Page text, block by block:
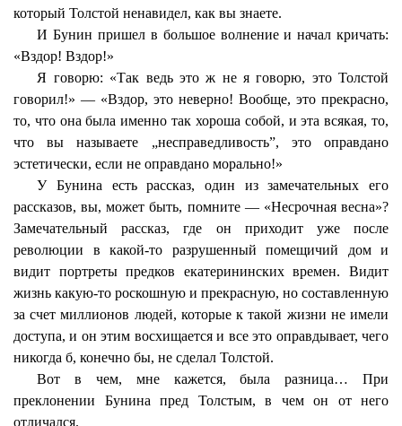
который Толстой ненавидел, как вы знаете.
И Бунин пришел в большое волнение и начал кричать:
«Вздор! Вздор!»
Я говорю: «Так ведь это ж не я говорю, это Толстой
говорил!» — «Вздор, это неверно! Вообще, это прекрасно,
то, что она была именно так хороша собой, и эта всякая, то,
что вы называете „несправедливость”, это оправдано
эстетически, если не оправдано морально!»
У Бунина есть рассказ, один из замечательных его
рассказов, вы, может быть, помните — «Несрочная весна»?
Замечательный рассказ, где он приходит уже после
революции в какой-то разрушенный помещичий дом и
видит портреты предков екатерининских времен. Видит
жизнь какую-то роскошную и прекрасную, но составленную
за счет миллионов людей, которые к такой жизни не имели
доступа, и он этим восхищается и все это оправдывает, чего
никогда б, конечно бы, не сделал Толстой.
Вот в чем, мне кажется, была разница… При
преклонении Бунина пред Толстым, в чем он от него
отличался.